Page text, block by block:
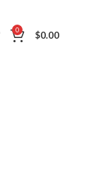
0 $0.00